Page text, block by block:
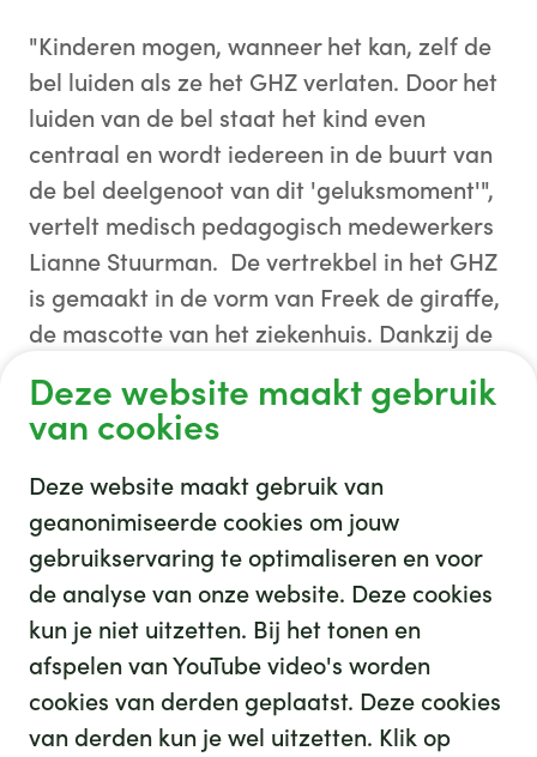
"Kinderen mogen, wanneer het kan, zelf de
bel luiden als ze het GHZ verlaten. Door het
luiden van de bel staat het kind even
centraal en wordt iedereen in de buurt van
de bel deelgenoot van dit 'geluksmoment'",
vertelt medisch pedagogisch medewerkers
Lianne Stuurman. De vertrekbel in het GHZ
is gemaakt in de vorm van Freek de giraffe,
de mascotte van het ziekenhuis. Dankzij de
bedsturen, als de vertrekbel kunnen
realiseren.
Afgeronde projecten
Deze website maakt gebruik
van cookies
Deze website maakt gebruik van
geanonimiseerde cookies om jouw
gebruikservaring te optimaliseren en voor
de analyse van onze website. Deze cookies
kun je niet uitzetten. Bij het tonen en
afspelen van YouTube video's worden
cookies van derden geplaatst. Deze cookies
van derden kun je wel uitzetten. Klik op